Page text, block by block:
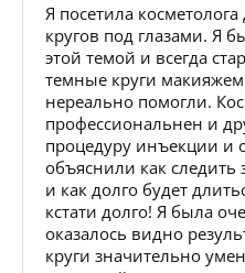
Я посетила
кругов под глазами. Я
этой темой и всегда
темные круги
нереально помогли.
профессиональнен и
процедуру инъекции и
объяснили как следить
и как долго будет
кстати долго! Я была
оказалось видно
круги значительно